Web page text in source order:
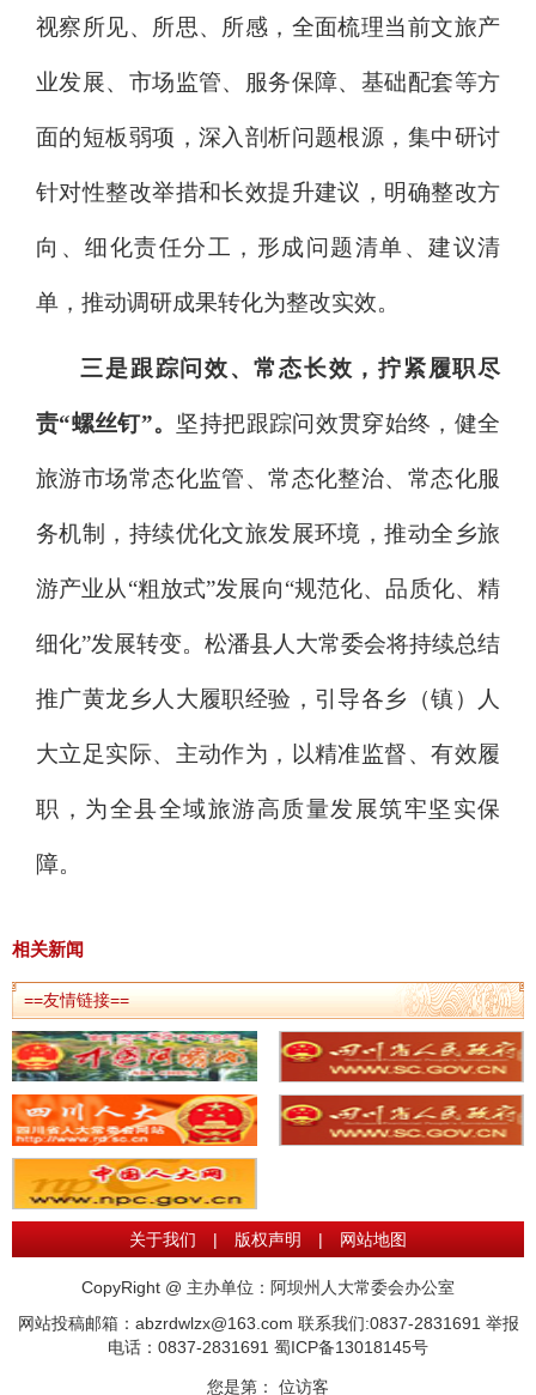
视察所见、所思、所感，全面梳理当前文旅产
业发展、市场监管、服务保障、基础配套等方
面的短板弱项，深入剖析问题根源，集中研讨
针对性整改举措和长效提升建议，明确整改方
向、细化责任分工，形成问题清单、建议清
单，推动调研成果转化为整改实效。
三是跟踪问效、常态长效，拧紧履职尽
责“螺丝钉”。 坚持把跟踪问效贯穿始终，健全
旅游市场常态化监管、常态化整治、常态化服
务机制，持续优化文旅发展环境，推动全乡旅
游产业从“粗放式”发展向“规范化、品质化、精
细化”发展转变。松潘县人大常委会将持续总结
推广黄龙乡人大履职经验，引导各乡（镇）人
大立足实际、主动作为，以精准监督、有效履
职，为全县全域旅游高质量发展筑牢坚实保
障。
相关新闻
==友情链接==
关于我们 | 版权声明 | 网站地图
CopyRight @ 主办单位：阿坝州人大常委会办公室
网站投稿邮箱：abzrdwlzx@163.com 联系我们:0837-2831691 举报
电话：0837-2831691 蜀ICP备13018145号
您是第： 位访客